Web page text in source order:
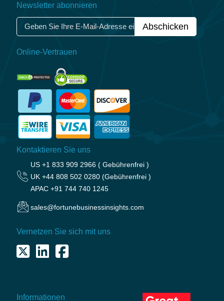
Newsletter abonnieren
Abschicken
Online-Vertrauen
Kontaktieren Sie uns
US +1 833 909 2966 ( Gebührenfrei )
UK +44 808 502 0280 (Gebührenfrei )
APAC +91 744 740 1245
sales@fortunebusinessinsights.com
Vernetzen Sie sich mit uns
Informationen